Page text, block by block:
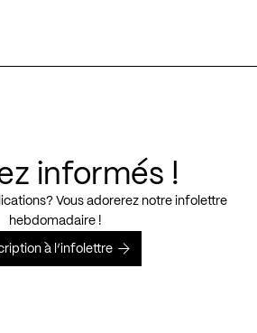
informés !
Vous adorerez notre infolettre
hebdomadaire !
à l’infolettre